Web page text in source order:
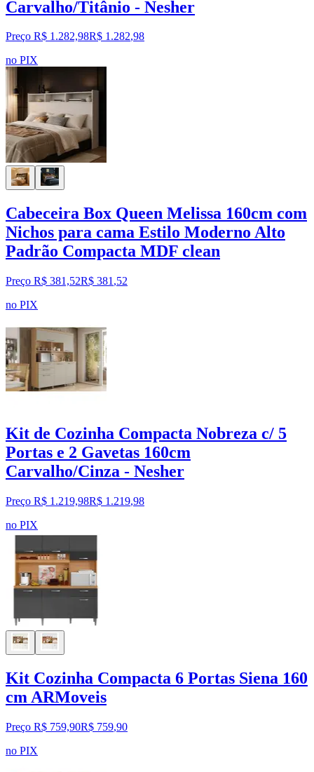
Carvalho/Titânio - Nesher
Preço R$ 1.282,98R$ 1.282,98
no PIX
Cabeceira Box Queen Melissa 160cm com
Nichos para cama Estilo Moderno Alto
Padrão Compacta MDF clean
Preço R$ 381,52R$ 381 ,52
no PIX
Kit de Cozinha Compacta Nobreza c/ 5
Portas e 2 Gavetas 160cm
Carvalho/Cinza - Nesher
Preço R$ 1.219,98R$ 1.219,98
no PIX
Kit Cozinha Compacta 6 Portas Siena 160
cm ARMoveis
Preço R$ 759,90R$ 759,90
no PIX